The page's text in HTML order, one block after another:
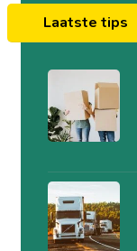
Laatste tips